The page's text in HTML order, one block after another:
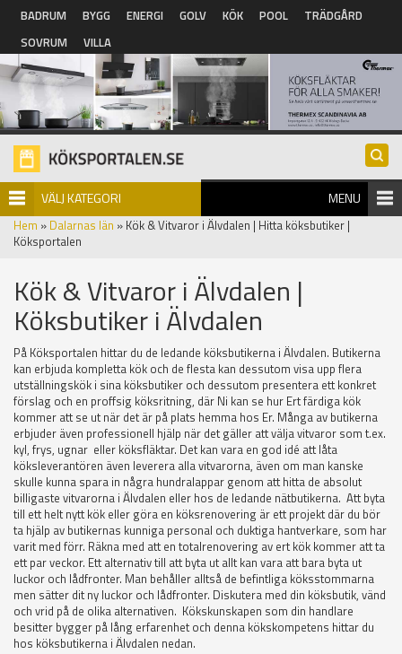
Hoppa till huvudinnehåll
BADRUM BYGG ENERGI GOLV KÖK POOL
TRÄDGÅRD
SOVRUM
VILLA
VÄLJ KATEGORI MENU
Hem » Dalarnas län » Kök & Vitvaror i Älvdalen | Hitta köksbutiker |
Köksportalen
Kök & Vitvaror i Älvdalen |
Köksbutiker i Älvdalen
På Köksportalen hittar du de ledande köksbutikerna i Älvdalen. Butikerna
kan erbjuda kompletta kök och de flesta kan dessutom visa upp flera
utställningskök i sina köksbutiker och dessutom presentera ett konkret
förslag och en proffsig köksritning, där Ni kan se hur Ert färdiga kök
kommer att se ut när det är på plats hemma hos Er. Många av butikerna
erbjuder även professionell hjälp när det gäller att välja vitvaror som t.ex.
kyl, frys, ugnar eller köksfläktar. Det kan vara en god idé att låta
köksleverantören även leverera alla vitvarorna, även om man kanske
skulle kunna spara in några hundralappar genom att hitta de absolut
billigaste vitvarorna i Älvdalen eller hos de ledande nätbutikerna. Att byta
till ett helt nytt kök eller göra en köksrenovering är ett projekt där du bör
ta hjälp av butikernas kunniga personal och duktiga hantverkare, som har
varit med förr. Räkna med att en totalrenovering av ert kök kommer att ta
ett par veckor. Ett alternativ till att byta ut allt kan vara att bara byta ut
luckor och lådfronter. Man behåller alltså de befintliga köksstommarna
men sätter dit ny luckor och lådfronter. Diskutera med din köksbutik, vänd
och vrid på de olika alternativen. Kökskunskapen som din handlare
besitter bygger på lång erfarenhet och denna kökskompetens hittar du
hos köksbutikerna i Älvdalen nedan.